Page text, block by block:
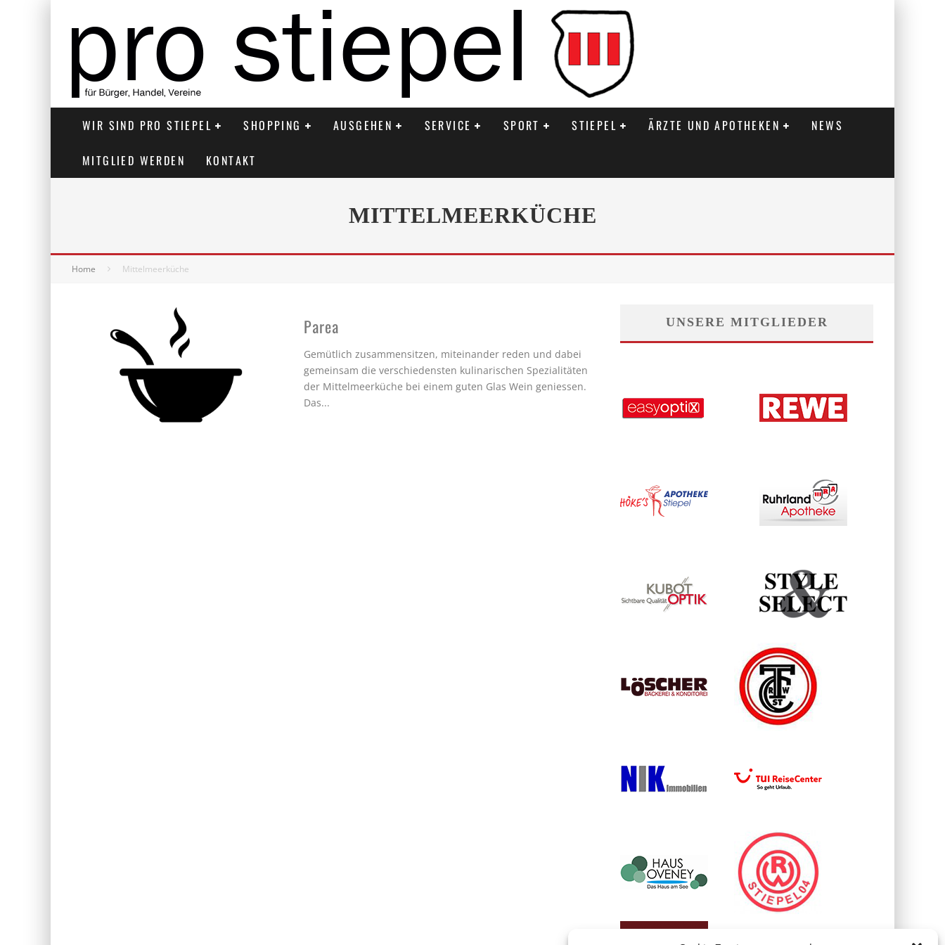
WIR SIND PRO STIEPEL SHOPPING AUSGEHEN SERVICE SPORT STIEPEL ÄRZTE UND APOTHEKEN NEWS
MITGLIED WERDEN KONTAKT
MITTELMEERKÜCHE
Home Mittelmeerküche
Parea
Gemütlich zusammensitzen, miteinander reden und dabei
gemeinsam die verschiedensten kulinarischen Spezialitäten
der Mittelmeerküche bei einem guten Glas Wein geniessen.
Das...
UNSERE MITGLIEDER